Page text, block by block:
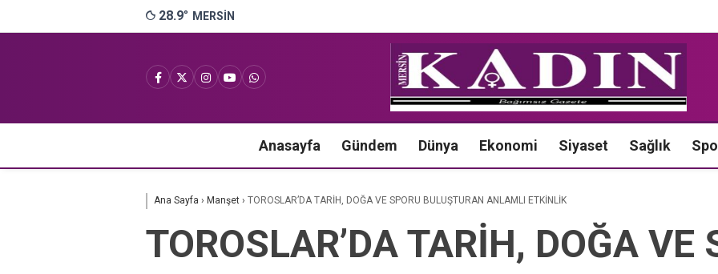
28.9° MERSIN
Anasayfa Gündem Dünya Ekonomi Siyaset Sağlık
Ana Sayfa › Manşet › TOROSLAR’DA TARİH, DOĞA VE SPORU BULUŞTURAN ANLAMLI ETKİNLİK
TOROSLAR’DA TARİH, DOĞA VE